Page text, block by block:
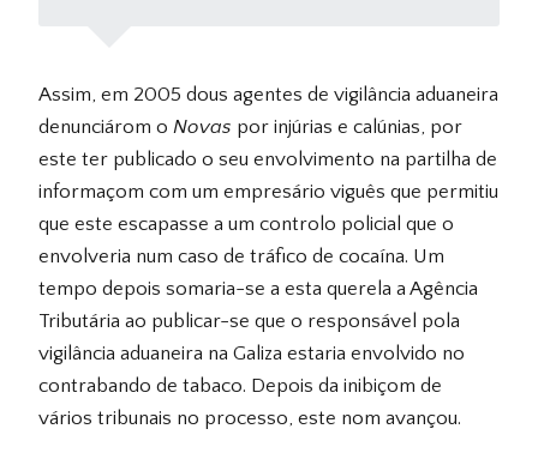
Assim, em 2005 dous agentes de vigilância aduaneira
denunciárom o Novas por injúrias e calúnias, por
este ter publicado o seu envolvimento na partilha de
informaçom com um empresário viguês que permitiu
que este escapasse a um controlo policial que o
envolveria num caso de tráfico de cocaína. Um
tempo depois somaria-se a esta querela a Agência
Tributária ao publicar-se que o responsável pola
vigilância aduaneira na Galiza estaria envolvido no
contrabando de tabaco. Depois da inibiçom de
vários tribunais no processo, este nom avançou.